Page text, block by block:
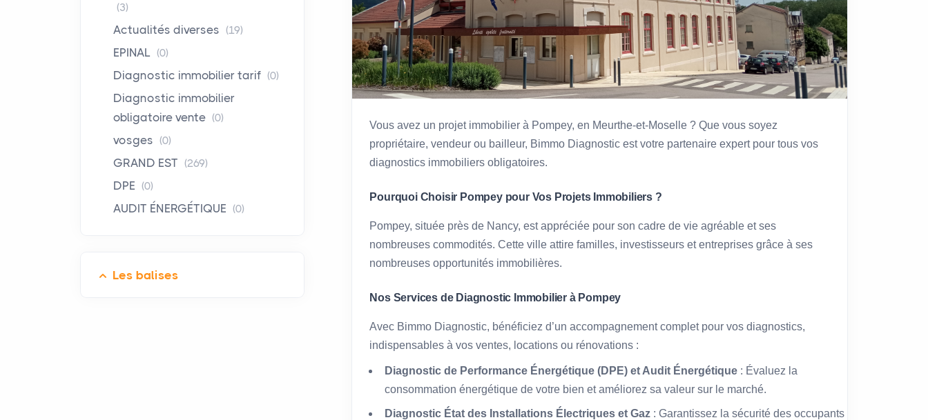
Vous avez un projet immobilier à Pompey, en Meurthe-et-Moselle ? Que vous soyez
propriétaire, vendeur ou bailleur, Bimmo Diagnostic est votre partenaire expert pour tous vos
diagnostics immobiliers obligatoires.
Pourquoi Choisir Pompey pour Vos Projets Immobiliers ?
Pompey, située près de Nancy, est appréciée pour son cadre de vie agréable et ses
nombreuses commodités. Cette ville attire familles, investisseurs et entreprises grâce à ses
nombreuses opportunités immobilières.
Nos Services de Diagnostic Immobilier à Pompey
Avec Bimmo Diagnostic, bénéficiez d’un accompagnement complet pour vos diagnostics,
indispensables à vos ventes, locations ou rénovations :
Diagnostic de Performance Énergétique (DPE) et Audit Énergétique : Évaluez la
consommation énergétique de votre bien et améliorez sa valeur sur le marché.
Diagnostic État des Installations Électriques et Gaz : Garantissez la sécurité des occupants
(3)
Actualités diverses (19)
EPINAL (0)
Diagnostic immobilier tarif (0)
Diagnostic immobilier
obligatoire vente (0)
vosges (0)
GRAND EST (269)
DPE (0)
AUDIT ÉNERGÉTIQUE (0)
Les balises